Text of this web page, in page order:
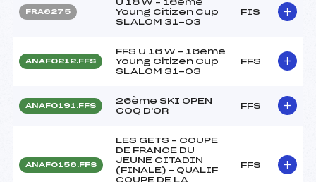
FRA6275
U 16 W – 16eme
Young Citizen Cup
SLALOM 31-03
FIS
ANAF0212.FFS
FFS U 16 W – 16eme
Young Citizen Cup
SLALOM 31-03
FFS
ANAF0191.FFS
26ème SKI OPEN
COQ D'OR
FFS
ANAF0156.FFS
LES GETS – COUPE
DE FRANCE DU
JEUNE CITADIN
(FINALE) – QUALIF
COUPE DE LA
FFS